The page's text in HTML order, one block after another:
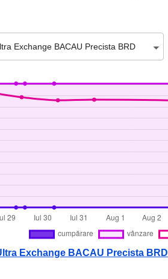
Exchange BACAU Precista BRD
Exchange BACAU Precista BRD